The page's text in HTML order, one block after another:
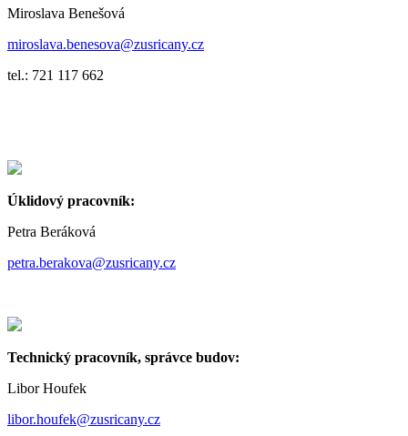
Miroslava Benešová
miroslava.benesova@zusricany.cz
tel.: 721 117 662
Úklidový pracovník:
Petra Beráková
petra.berakova@zusricany.cz
Technický pracovník, správce budov:
Libor Houfek
libor.houfek@zusricany.cz